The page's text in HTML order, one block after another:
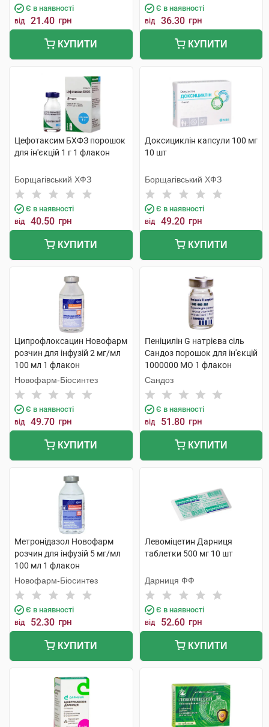
Є в наявності
від 21.40 грн
КУПИТИ
Є в наявності
від 36.30 грн
КУПИТИ
Цефотаксим БХФЗ порошок
для ін'єкцій 1 г 1 флакон
Борщагівський ХФЗ
Є в наявності
від 40.50 грн
КУПИТИ
Доксициклін капсули 100 мг
10 шт
Борщагівський ХФЗ
Є в наявності
від 49.20 грн
КУПИТИ
Ципрофлоксацин Новофарм
розчин для інфузій 2 мг/мл
100 мл 1 флакон
Новофарм-Біосинтез
Є в наявності
від 49.70 грн
КУПИТИ
Пеніцилін G натрієва сіль
Сандоз порошок для ін'єкцій
1000000 МО 1 флакон
Сандоз
Є в наявності
від 51.80 грн
КУПИТИ
Метронідазол Новофарм
розчин для інфузій 5 мг/мл
100 мл 1 флакон
Новофарм-Біосинтез
Є в наявності
від 52.30 грн
КУПИТИ
Левоміцетин Дарниця
таблетки 500 мг 10 шт
Дарниця ФФ
Є в наявності
від 52.60 грн
КУПИТИ